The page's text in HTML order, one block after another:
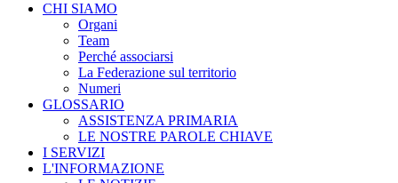
CHI SIAMO
Organi
Team
Perché associarsi
La Federazione sul territorio
Numeri
GLOSSARIO
ASSISTENZA PRIMARIA
LE NOSTRE PAROLE CHIAVE
I SERVIZI
L'INFORMAZIONE